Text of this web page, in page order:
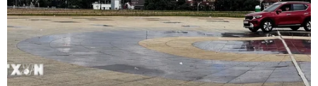
Bà Dinna Prapto Raharja trả lời phỏng vấn phóng viên TTXVN
tại Jakarta, Indonesia. (Ảnh: Minh Thái/TTXVN)
Chuyến thăm cấp Nhà nước của Tổng Bí thư Ban
Chấp hành Trung ương Đảng Cộng sản Việt